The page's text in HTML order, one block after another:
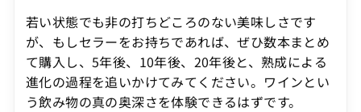
若い状態でも非の打ちどころのない美味しさです
が、もしセラーをお持ちであれば、ぜひ数本まとめ
て購入し、5年後、10年後、20年後と、熟成による
進化の過程を追いかけてみてください。ワインとい
う飲み物の真の奥深さを体験できるはずです。